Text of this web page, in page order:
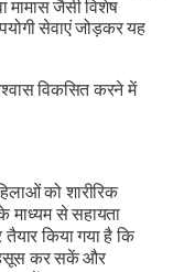
मामास जैसी विशेष
सेवाएं जोड़कर यह
विकसित करने में
को शारीरिक
माध्यम से सहायता
किया गया है कि
कर सकें और